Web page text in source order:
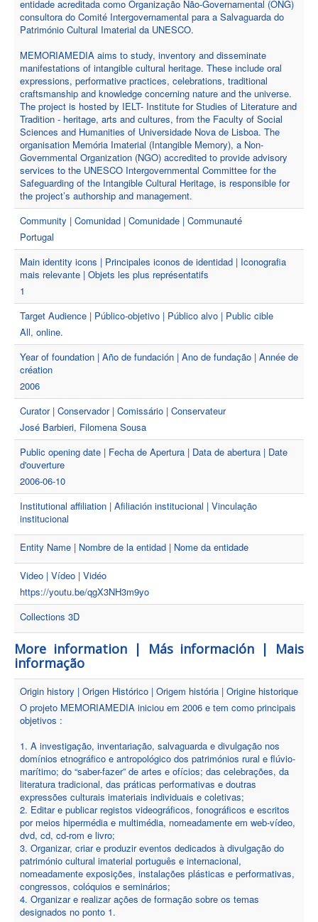
entidade acreditada como Organização Não-Governamental (ONG)
consultora do Comité Intergovernamental para a Salvaguarda do
Património Cultural Imaterial da UNESCO.
MEMORIAMEDIA aims to study, inventory and disseminate
manifestations of intangible cultural heritage. These include oral
expressions, performative practices, celebrations, traditional
craftsmanship and knowledge concerning nature and the universe.
The project is hosted by IELT- Institute for Studies of Literature and
Tradition - heritage, arts and cultures, from the Faculty of Social
Sciences and Humanities of Universidade Nova de Lisboa. The
organisation Memória Imaterial (Intangible Memory), a Non-
Governmental Organization (NGO) accredited to provide advisory
services to the UNESCO Intergovernmental Committee for the
Safeguarding of the Intangible Cultural Heritage, is responsible for
the project’s authorship and management.
Community | Comunidad | Comunidade | Communauté
Portugal
Main identity icons | Principales iconos de identidad | Iconografia
mais relevante | Objets les plus représentatifs
1
Target Audience | Público-objetivo | Público alvo | Public cible
All, online.
Year of foundation | Año de fundación | Ano de fundação | Année de
création
2006
Curator | Conservador | Comissário | Conservateur
José Barbieri, Filomena Sousa
Public opening date | Fecha de Apertura | Data de abertura | Date
d'ouverture
2006-06-10
Institutional affiliation | Afiliación institucional | Vinculação
institucional
Entity Name | Nombre de la entidad | Nome da entidade
Video | Vídeo | Vidéo
https://youtu.be/qgX3NH3m9yo
Collections 3D
More information | Más información | Mais
informação
Origin history | Origen Histórico | Origem história | Origine historique
O projeto MEMORIAMEDIA iniciou em 2006 e tem como principais
objetivos :
1. A investigação, inventariação, salvaguarda e divulgação nos
domínios etnográfico e antropológico dos patrimónios rural e flúvio-
marítimo; do “saber-fazer” de artes e ofícios; das celebrações, da
literatura tradicional, das práticas performativas e doutras
expressões culturais imateriais individuais e coletivas;
2. Editar e publicar registos videográficos, fonográficos e escritos
por meios hipermédia e multimédia, nomeadamente em web-vídeo,
dvd, cd, cd-rom e livro;
3. Organizar, criar e produzir eventos dedicados à divulgação do
património cultural imaterial português e internacional,
nomeadamente exposições, instalações plásticas e performativas,
congressos, colóquios e seminários;
4. Organizar e realizar ações de formação sobre os temas
designados no ponto 1.